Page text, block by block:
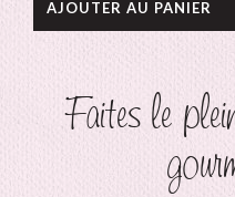
AJOUTER AU PANIER
Faites le